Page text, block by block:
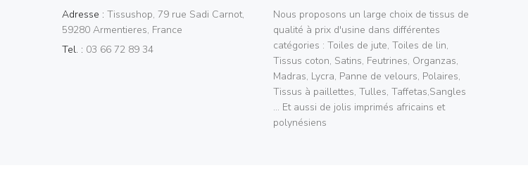
Adresse : Tissushop, 79 rue Sadi Carnot,
59280 Armentieres, France
Tel. : 03 66 72 89 34
Nous proposons un large choix de tissus de
qualité à prix d'usine dans différentes
catégories : Toiles de jute, Toiles de lin,
Tissus coton, Satins, Feutrines, Organzas,
Madras, Lycra, Panne de velours, Polaires,
Tissus à paillettes, Tulles, Taffetas,Sangles
... Et aussi de jolis imprimés africains et
polynésiens